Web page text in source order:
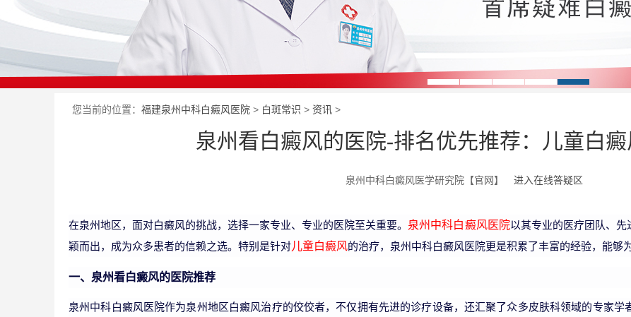
您当前的位置： 福建泉州中科白癜风医院 > 白斑常识 > 资讯 >
泉州看白癜风的医院-排名优先推荐：儿童白癜
泉州中科白癜风医学研究院【官网】 进入在线答疑区
在泉州地区，面对白癜风的挑战，选择一家专业、专业的医院至关重要。 泉州中科白癜风医院以其专业的医疗团队、
颖而出，成为众多患者的信赖之选。特别是针对儿童白癜风的治疗，泉州中科白癜风医院更是积累了丰富的经验，能够
一、泉州看白癜风的医院推荐
泉州中科白癜风医院作为泉州地区白癜风治疗的佼佼者，不仅拥有先进的诊疗设备，还汇聚了众多皮肤科领域的专家